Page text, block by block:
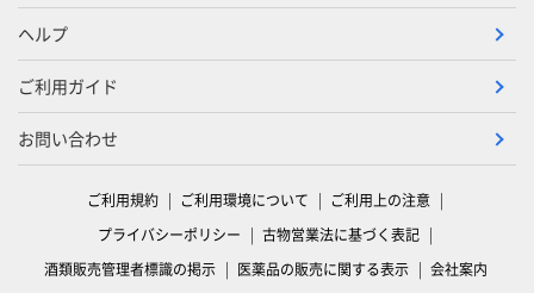
ヘルプ
ご利用ガイド
お問い合わせ
ご利用規約 ご利用環境について
ご利用上の注意
プライバシーポリシー
古物営業法に基づく表記
酒類販売管理者標識の掲示
医薬品の販売に関する表示 会社案内